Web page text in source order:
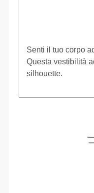
Senti il tuo corpo
Questa vestibilità
silhouette.